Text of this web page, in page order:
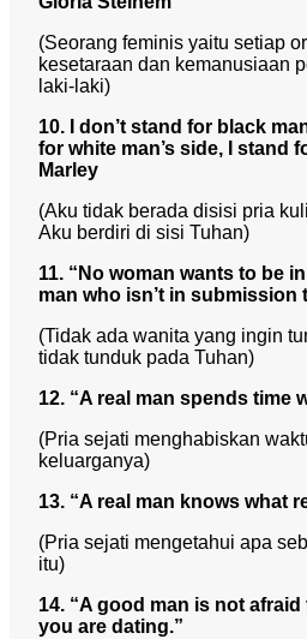
(Seorang feminis yaitu setiap
kesetaraan dan kemanusiaan
laki-laki)
10. I don’t stand for black
for white man’s side, I stand
Marley
(Aku tidak berada disisi pria
Aku berdiri di sisi Tuhan)
11. “No woman wants to be
man who isn’t in submission
(Tidak ada wanita yang ingin
tidak tunduk pada Tuhan)
12. “A real man spends time
(Pria sejati menghabiskan
keluarganya)
13. “A real man knows what
(Pria sejati mengetahui apa
itu)
14. “A good man is not
you are dating.”